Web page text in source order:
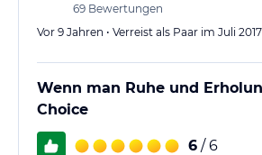
69 Bewertungen
Vor 9 Jahren • Verreist als Paar im Juli 2017
Wenn man Ruhe und
Choice
6 / 6